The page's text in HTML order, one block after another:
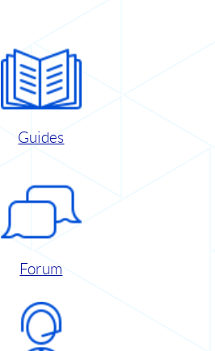
Guides
Forum